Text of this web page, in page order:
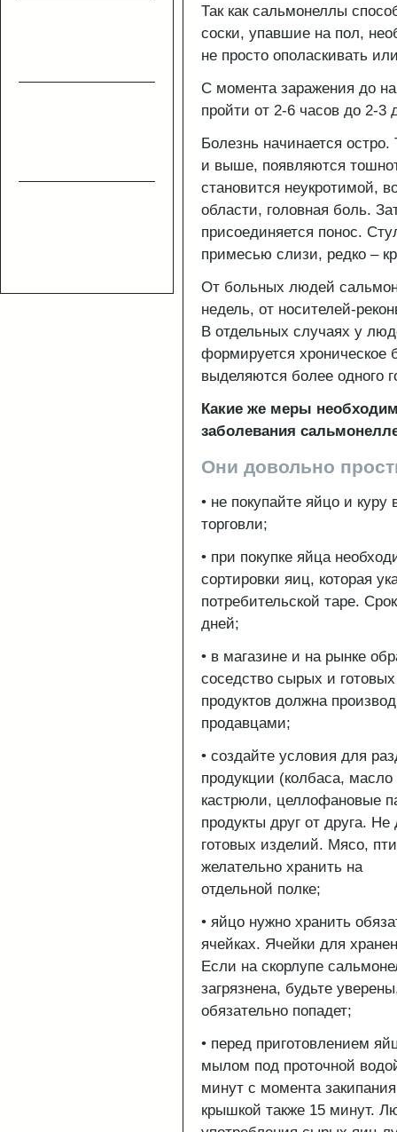
Так как сальмонеллы
соски, упавшие на пол,
не просто ополаскивать
С момента заражения до
пройти от 2-6 часов до 2-3
Болезнь начинается
и выше, появляются
становится неукротимой,
области, головная боль.
присоединяется понос.
примесью слизи, редко –
От больных людей
недель, от носителей-
В отдельных случаях у
формируется хроническое
выделяются более одного
Какие же меры
заболевания
Они довольно
• не покупайте яйцо и
торговли;
• при покупке яйца
сортировки яиц, которая
потребительской таре.
дней;
• в магазине и на рынке
соседство сырых и
продуктов должна
продавцами;
• создайте условия для
продукции (колбаса,
кастрюли, целлофановые
продукты друг от друга.
готовых изделий. Мясо,
желательно хранить на
отдельной полке;
• яйцо нужно хранить
ячейках. Ячейки для
Если на скорлупе
загрязнена, будьте
обязательно попадет;
• перед приготовлением
мылом под проточной
минут с момента
крышкой также 15 минут.